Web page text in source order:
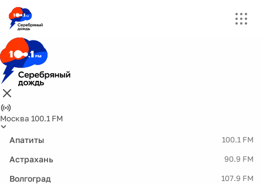
Москва 100.1 FM
Апатиты 100.1 FM
Астрахань 90.9 FM
Волгоград 107.9 FM